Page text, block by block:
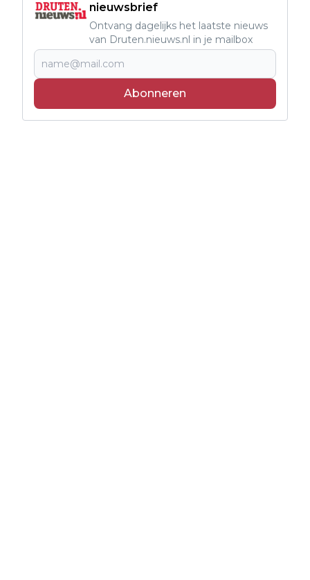
nieuwsbrief
Ontvang dagelijks het laatste nieuws
van Druten.nieuws.nl in je mailbox
Abonneren